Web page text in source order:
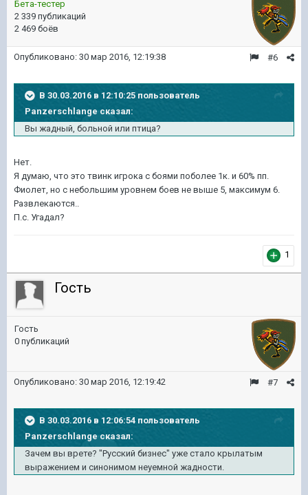
Бета-тестер
2 339 публикаций
2 469 боёв
#6
Опубликовано: 30 мар 2016, 12:19:38
В 30.03.2016 в 12:10:25 пользователь
Panzerschlange сказал:
Вы жадный, больной или птица?
Нет.
Я думаю, что это твинк игрока с боями поболее 1к. и 60% пп.
Фиолет, но с небольшим уровнем боев не выше 5, максимум 6.
Развлекаются..
П.с. Угадал?
1
Гость
Гость
0 публикаций
#7
Опубликовано: 30 мар 2016, 12:19:42
В 30.03.2016 в 12:06:54 пользователь
Panzerschlange сказал:
Зачем вы врете? "Русский бизнес" уже стало крылатым
выражением и синонимом неуемной жадности.